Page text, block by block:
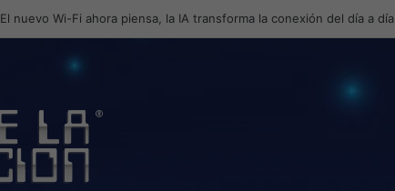
El nuevo Wi-Fi ahora piensa, la IA transforma la conexión del día a día